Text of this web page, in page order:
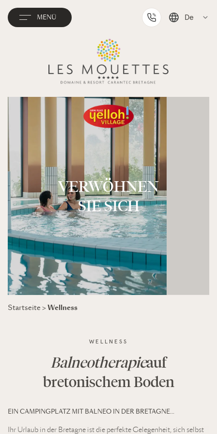
MENÜ De
Nederlands
VERWÖHNEN
SIE SICH
Startseite >Wellness
WELLNESS
Balneotherapieauf
bretonischem Boden
EIN CAMPINGPLATZ MIT BALNEO IN DER BRETAGNE…
Ihr Urlaub in der Bretagne ist die perfekte Gelegenheit, sich selbst